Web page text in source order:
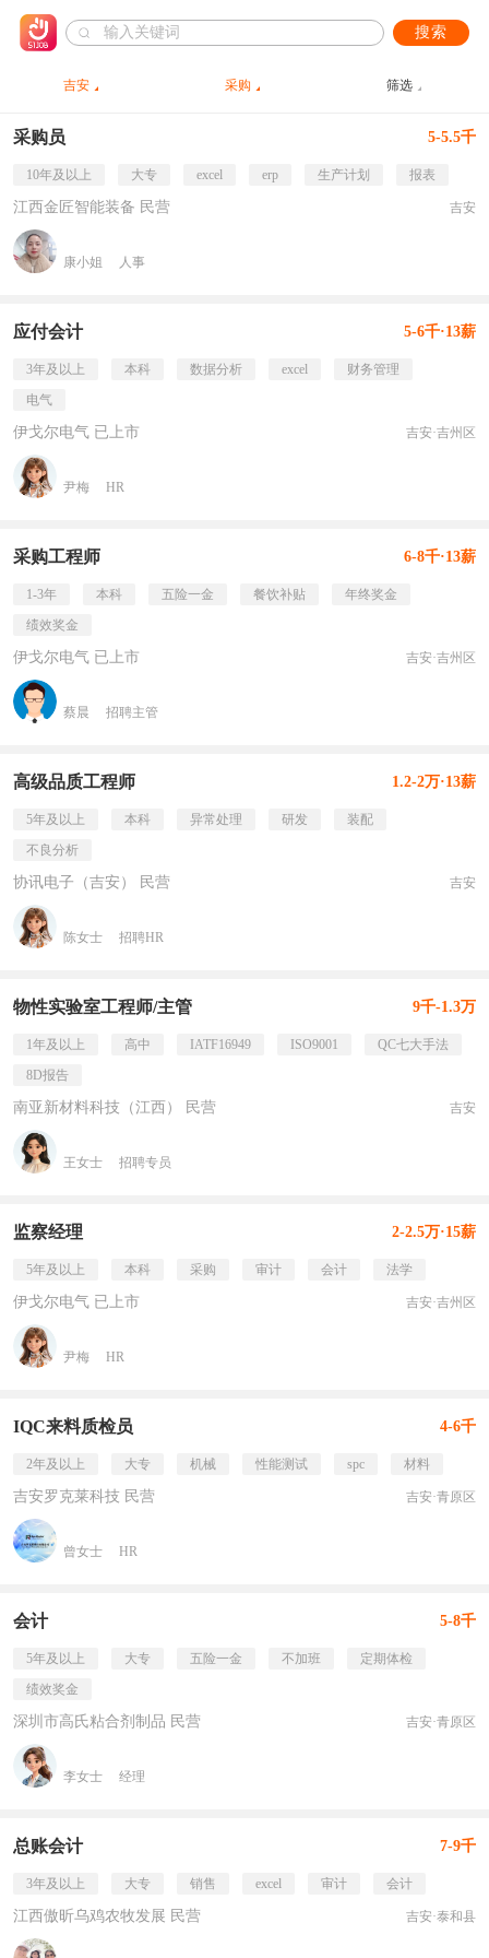
搜索
吉安 采购 筛选
采购员 5-5.5千
10年及以上 大专 excel erp 生产计划 报表
江西金匠智能装备 民营 吉安
康小姐 人事
应付会计 5-6千·13薪
3年及以上 本科 数据分析 excel
财务管理
电气
伊戈尔电气 已上市 吉安·吉州区
尹梅 HR
采购工程师 6-8千·13薪
1-3年 本科 五险一金 餐饮补贴
年终奖金
绩效奖金
伊戈尔电气 已上市 吉安·吉州区
蔡晨 招聘主管
高级品质工程师 1.2-2万·13薪
5年及以上 本科 异常处理 研发
装配
不良分析
协讯电子（吉安） 民营 吉安
陈女士 招聘HR
物性实验室工程师/主管 9千-1.3万
1年及以上 高中 IATF16949 ISO9001
QC七大手法
8D报告
南亚新材料科技（江西） 民营 吉安
王女士 招聘专员
监察经理 2-2.5万·15薪
5年及以上 本科 采购 审计 会计 法学
伊戈尔电气 已上市 吉安·吉州区
尹梅 HR
IQC来料质检员 4-6千
2年及以上 大专 机械 性能测试 spc 材料
吉安罗克莱科技 民营 吉安·青原区
曾女士 HR
会计 5-8千
5年及以上 大专 五险一金 不加班
定期体检
绩效奖金
深圳市高氏粘合剂制品 民营 吉安·青原区
李女士 经理
总账会计 7-9千
3年及以上 大专 销售 excel 审计 会计
江西傲昕乌鸡农牧发展 民营 吉安·泰和县